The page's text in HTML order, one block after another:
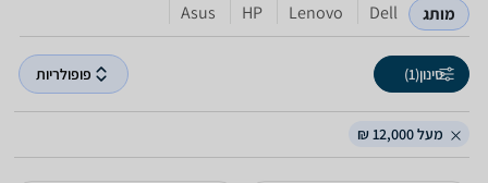
מותג Dell
Lenovo
HP
Asus
סינון(1) פופולריות
מעל 12,000 ₪